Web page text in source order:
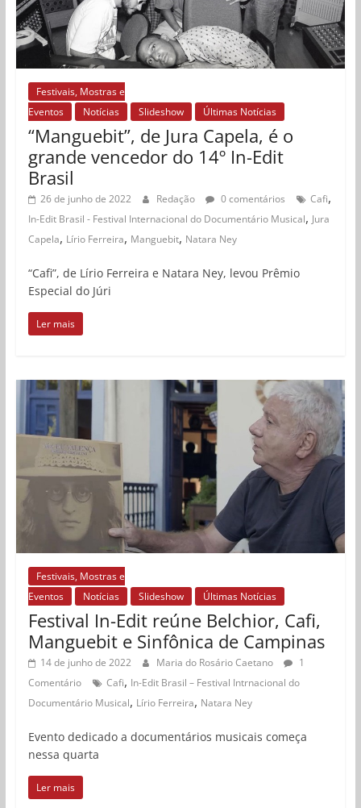
Festivais, Mostras e
Eventos
Notícias Slideshow Últimas Notícias
“Manguebit”, de Jura Capela, é o
grande vencedor do 14º In-Edit
Brasil
26 de junho de 2022 Redação 0 comentários Cafi,
In-Edit Brasil - Festival Internacional do Documentário Musical, Jura
Capela, Lírio Ferreira, Manguebit, Natara Ney
“Cafi”, de Lírio Ferreira e Natara Ney, levou Prêmio
Especial do Júri
Ler mais
Festivais, Mostras e
Eventos
Notícias Slideshow Últimas Notícias
Festival In-Edit reúne Belchior, Cafi,
Manguebit e Sinfônica de Campinas
14 de junho de 2022 Maria do Rosário Caetano
1
Comentário
Cafi, In-Edit Brasil – Festival Intrnacional do
Documentário Musical, Lírio Ferreira, Natara Ney
Evento dedicado a documentários musicais começa
nessa quarta
Ler mais